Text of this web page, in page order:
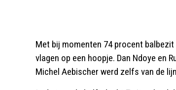
Met bij momenten 74 procent
vlagen op een hoopje. Dan Ndoye en
Michel Aebischer werd zelfs van de